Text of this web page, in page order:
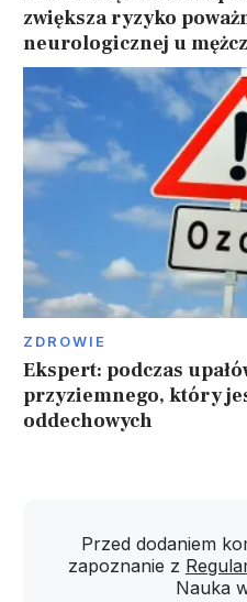
zwiększa ryzyko
neurologicznej u
ZDROWIE
Ekspert: podczas
przyziemnego, który
oddechowych
Przed dodaniem
zapoznanie z
Nauka